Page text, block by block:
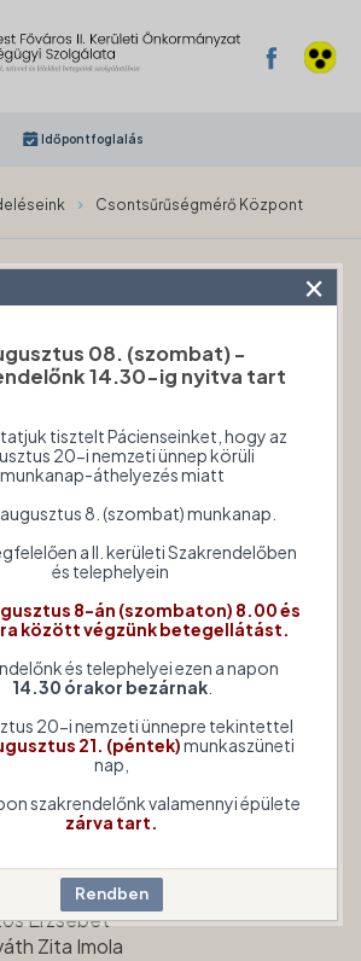
Időpontfoglalás
› Csontsűrűségmérő Központ
Központ
u. 6.
foglalás
:szükséges
módja:
(1)4890980
9.00-13.00 óra között
a foglalt időpontban nem tud
azt telefonon szíveskedjen
lemondani.
Edit főorvos
Erzsébet
Zita Imola
×
08. (szombat) -
14.30-ig nyitva tart
tisztelt Pácienseinket, hogy az
20-i nemzeti ünnep körüli
munkanap-áthelyezés miatt
8. (szombat) munkanap.
a II. kerületi Szakrendelőben
és telephelyein
8-án (szombaton) 8.00 és
között végzünk betegellátást.
és telephelyei ezen a napon
14.30 órakor bezárnak.
20-i nemzeti ünnepre tekintettel
21. (péntek)munkaszüneti
nap,
szakrendelőnk valamennyi épülete
zárva tart.